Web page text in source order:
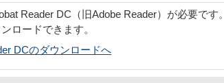
Reader DC（旧Adobe Reader）が必要です。
ロードできます。
DCのダウンロードへ